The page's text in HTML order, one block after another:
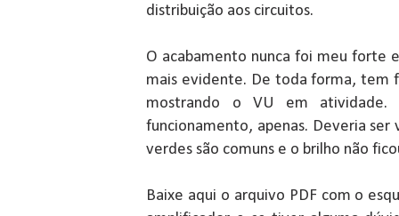
distribuição aos circuitos.
O acabamento nunca foi meu forte
mais evidente. De toda forma,
mostrando o VU em
funcionamento, apenas. Deveria ser
verdes são comuns e o brilho não
Baixe aqui o arquivo PDF com o